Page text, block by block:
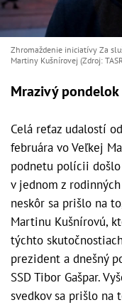
Zhromaždenie iniciatívy Za
Martiny Kušnírovej (Zdroj:
Mrazivý
Celá reťaz udalostí
februára vo Veľkej
podnetu polícii
v jednom z
neskôr sa prišlo na
Martinu Kušnírovú,
týchto
prezident a dnešný
SSD Tibor Gašpar.
svedkov sa prišlo na